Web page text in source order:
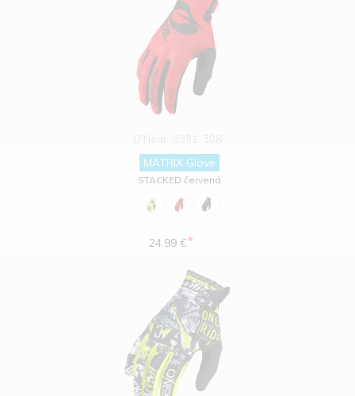
MATRIX Glove
STACKED červená
24.99 €*